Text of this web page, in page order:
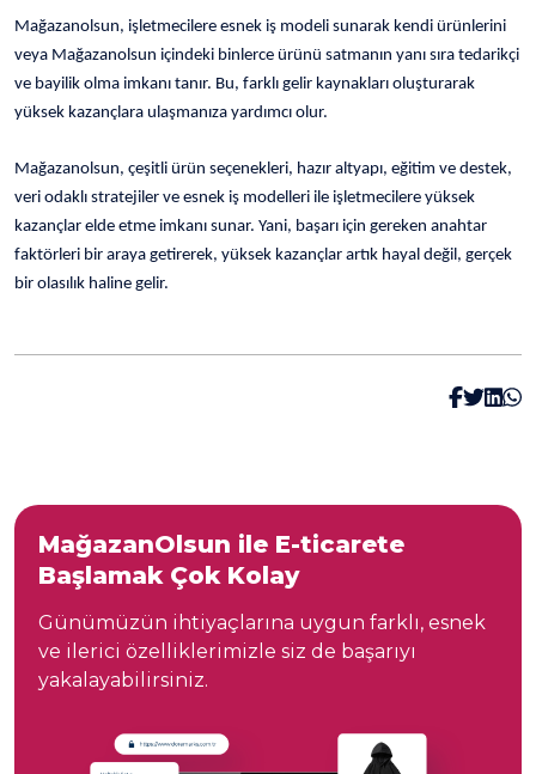
Mağazanolsun, işletmecilere esnek iş modeli sunarak kendi ürünlerini
veya Mağazanolsun içindeki binlerce ürünü satmanın yanı sıra tedarikçi
ve bayilik olma imkanı tanır. Bu, farklı gelir kaynakları oluşturarak
yüksek kazançlara ulaşmanıza yardımcı olur.
Mağazanolsun, çeşitli ürün seçenekleri, hazır altyapı, eğitim ve destek,
veri odaklı stratejiler ve esnek iş modelleri ile işletmecilere yüksek
kazançlar elde etme imkanı sunar. Yani, başarı için gereken anahtar
faktörleri bir araya getirerek, yüksek kazançlar artık hayal değil, gerçek
bir olasılık haline gelir.
MağazanOlsun ile E-ticarete
Başlamak Çok Kolay
Günümüzün ihtiyaçlarına uygun farklı, esnek
ve ilerici özelliklerimizle siz de başarıyı
yakalayabilirsiniz.